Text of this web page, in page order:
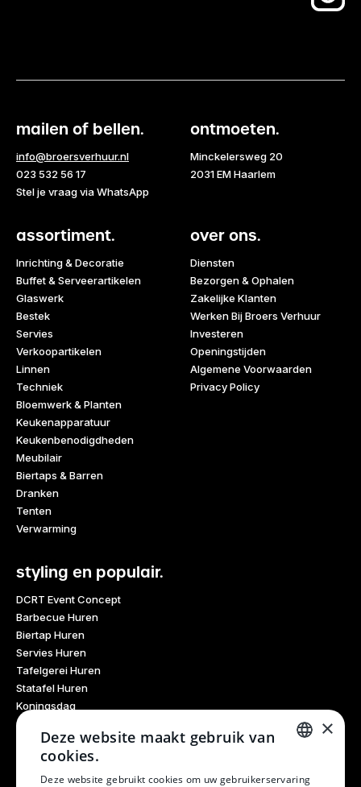
mailen of bellen.
info@broersverhuur.nl
023 532 56 17
Stel je vraag via WhatsApp
ontmoeten.
Minckelersweg 20
2031 EM Haarlem
assortiment.
Inrichting & Decoratie
Buffet & Serveerartikelen
Glaswerk
Bestek
Servies
Verkoopartikelen
Linnen
Techniek
Bloemwerk & Planten
Keukenapparatuur
Keukenbenodigdheden
Meubilair
Biertaps & Barren
Dranken
Tenten
Verwarming
over ons.
Diensten
Bezorgen & Ophalen
Zakelijke Klanten
Werken Bij Broers Verhuur
Investeren
Openingstijden
Algemene Voorwaarden
Privacy Policy
styling en populair.
DCRT Event Concept
Barbecue Huren
Biertap Huren
Servies Huren
Tafelgerei Huren
Statafel Huren
Koningsdag
Glaswerk Huren
Feestdagen
Haarlem Culinair
Evenementen Verhuur
×
Deze website maakt gebruik van
cookies.
Deze website gebruikt cookies om uw gebruikerservaring